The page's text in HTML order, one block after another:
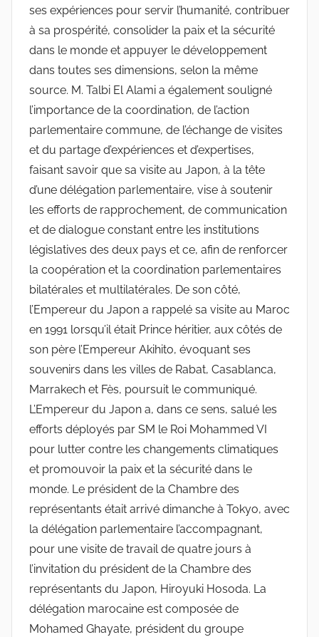
ses expériences pour servir l’humanité, contribuer
à sa prospérité, consolider la paix et la sécurité
dans le monde et appuyer le développement
dans toutes ses dimensions, selon la même
source. M. Talbi El Alami a également souligné
l’importance de la coordination, de l’action
parlementaire commune, de l’échange de visites
et du partage d’expériences et d’expertises,
faisant savoir que sa visite au Japon, à la tête
d’une délégation parlementaire, vise à soutenir
les efforts de rapprochement, de communication
et de dialogue constant entre les institutions
législatives des deux pays et ce, afin de renforcer
la coopération et la coordination parlementaires
bilatérales et multilatérales. De son côté,
l’Empereur du Japon a rappelé sa visite au Maroc
en 1991 lorsqu’il était Prince héritier, aux côtés de
son père l’Empereur Akihito, évoquant ses
souvenirs dans les villes de Rabat, Casablanca,
Marrakech et Fès, poursuit le communiqué.
L’Empereur du Japon a, dans ce sens, salué les
efforts déployés par SM le Roi Mohammed VI
pour lutter contre les changements climatiques
et promouvoir la paix et la sécurité dans le
monde. Le président de la Chambre des
représentants était arrivé dimanche à Tokyo, avec
la délégation parlementaire l’accompagnant,
pour une visite de travail de quatre jours à
l’invitation du président de la Chambre des
représentants du Japon, Hiroyuki Hosoda. La
délégation marocaine est composée de
Mohamed Ghayate, président du groupe